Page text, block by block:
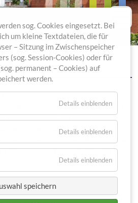
TÜR IM NEUBAU
Pflegeheims, welcher speziell
ausgerichtet ist, ist fertig gestellt. An
herzlich ein die neuen
Esszimmer, Wohnzimmer,
Von unserem Team erhalten Sie
und Architektur.
sog. Cookies eingesetzt. Bei
um kleine Textdateien, die für
– Sitzung im Zwischenspeicher
(sog. Session-Cookies) oder für
permanent – Cookies) auf
werden.
Details einblenden
Details einblenden
Details einblenden
speichern